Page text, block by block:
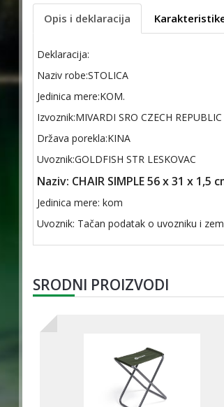
Opis i deklaracija
Deklaracija:
Naziv robe:STOLICA
Jedinica mere:KOM.
Izvoznik:MIVARDI SRO CZECH REPUBLIC
Država porekla:KINA
Uvoznik:GOLDFISH STR LESKOVAC
Naziv: CHAIR SIMPLE 56 x 31 x 1,5
Jedinica mere: kom
Uvoznik: Tačan podatak o uvozniku i
SRODNI PROIZVODI